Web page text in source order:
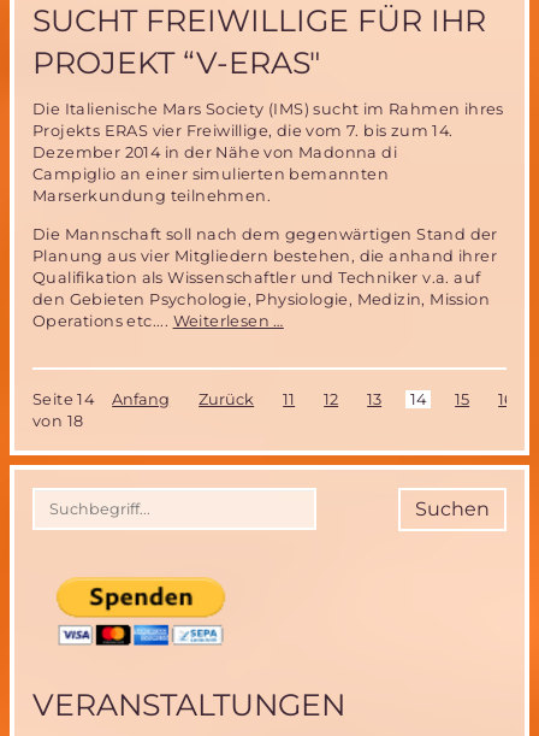
SUCHT FREIWILLIGE FÜR IHR
PROJEKT “V-ERAS″
Die Italienische Mars Society (IMS) sucht im Rahmen ihres
Projekts ERAS vier Freiwillige, die vom 7. bis zum 14.
Dezember 2014 in der Nähe von Madonna di
Campiglio an einer simulierten bemannten
Marserkundung teilnehmen.
Die Mannschaft soll nach dem gegenwärtigen Stand der
Planung aus vier Mitgliedern bestehen, die anhand ihrer
Qualifikation als Wissenschaftler und Techniker v.a. auf
den Gebieten Psychologie, Physiologie, Medizin, Mission
Operations etc.... Weiterlesen …
Freiwillige
ihr
Projekt
“V-
Seite 14
von 18
Anfang Zurück 11 12 13 14 15 16
Suchen
VERANSTALTUNGEN